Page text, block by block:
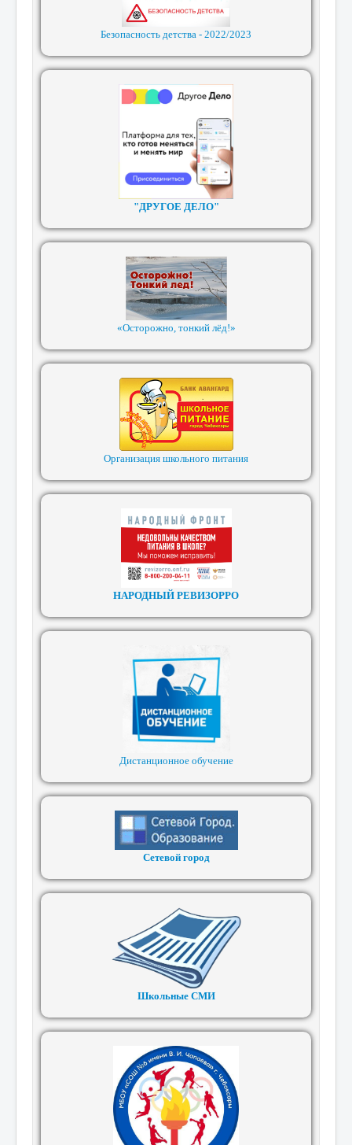
Безопасность детства - 2022/2023
"ДРУГОЕ ДЕЛО"
«Осторожно, тонкий лёд!»
Организация школьного питания
НАРОДНЫЙ РЕВИЗОРРО
Дистанционное обучение
Сетевой город
Школьные СМИ